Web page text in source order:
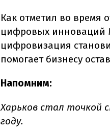
Как отметил во время
цифровых инноваций
цифровизация
помогает бизнесу
Напомним:
Харьков стал точкой
году.